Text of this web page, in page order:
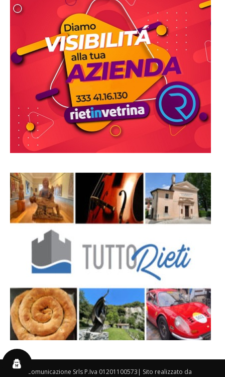
By 3P Comunicazione Srls P.Iva 01201100573| Sito realizzato da